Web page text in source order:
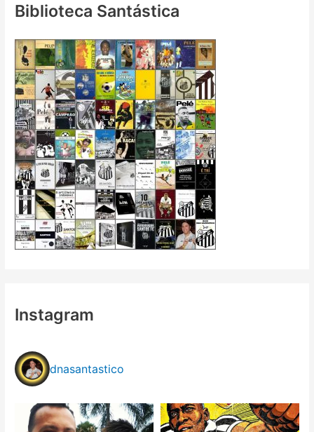
Biblioteca Santástica
Instagram
dnasantastico